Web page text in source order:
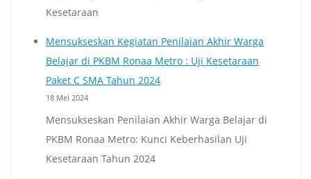
Kesetaraan
Mensukseskan Kegiatan Penilaian Akhir Warga
Belajar di PKBM Ronaa Metro : Uji Kesetaraan
Paket C SMA Tahun 2024
18 Mei 2024
Mensukseskan Penilaian Akhir Warga Belajar di
PKBM Ronaa Metro: Kunci Keberhasilan Uji
Kesetaraan Tahun 2024